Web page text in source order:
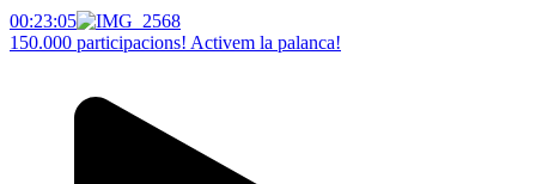
00:23:05
150.000 participacions! Activem la palanca!